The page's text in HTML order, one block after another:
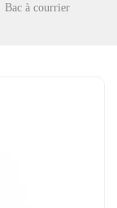
Bac à courrier